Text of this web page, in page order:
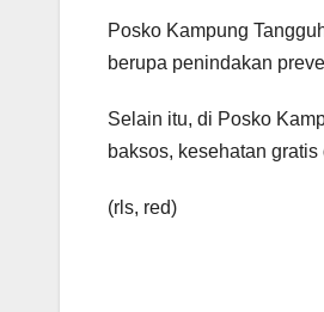
Posko Kampung
berupa penindakan
Selain itu, di Posko
baksos, kesehatan
(rls, red)